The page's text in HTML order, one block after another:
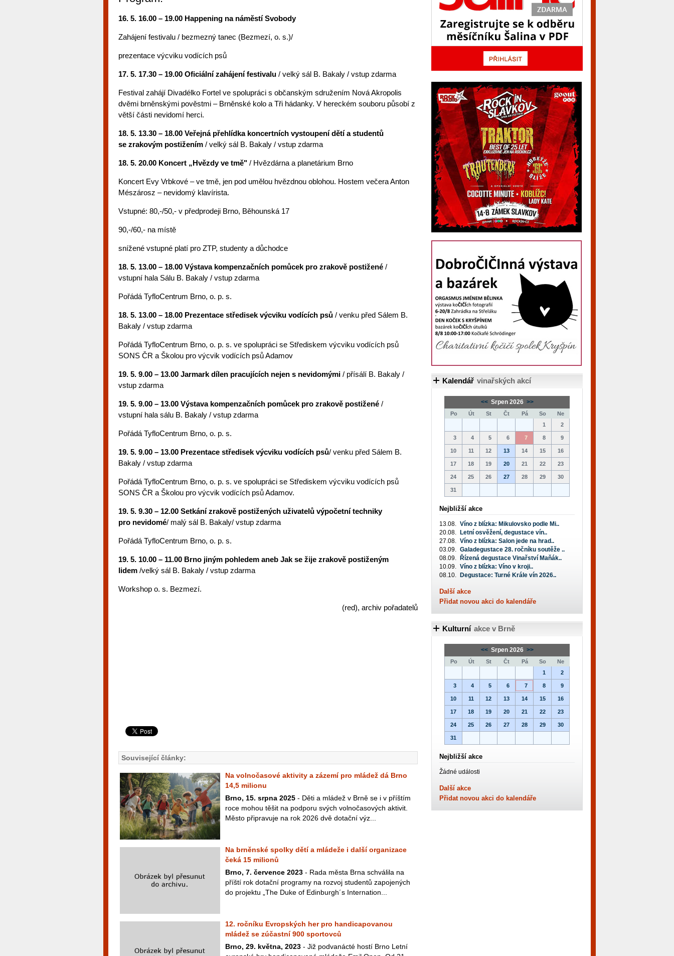
16. 5. 16.00 – 19.00 Happening na náměstí Svobody
Zahájení festivalu / bezmezný tanec (Bezmezí, o. s.)/
prezentace výcviku vodících psů
17. 5. 17.30 – 19.00 Oficiální zahájení festivalu / velký sál B. Bakaly / vstup zdarma
Festival zahájí Divadélko Fortel ve spolupráci s občanským sdružením Nová Akropolis
dvěmi brněnskými pověstmi – Brněnské kolo a Tři hádanky. V hereckém souboru působí z
větší části nevidomí herci.
18. 5. 13.30 – 18.00 Veřejná přehlídka koncertních vystoupení dětí a studentů
se zrakovým postižením / velký sál B. Bakaly / vstup zdarma
18. 5. 20.00 Koncert „Hvězdy ve tmě" / Hvězdárna a planetárium Brno
Koncert Evy Vrbkové – ve tmě, jen pod umělou hvězdnou oblohou. Hostem večera Anton
Mészárosz – nevidomý klavírista.
Vstupné: 80,-/50,- v předprodeji Brno, Běhounská 17
90,-/60,- na místě
snížené vstupné platí pro ZTP, studenty a důchodce
18. 5. 13.00 – 18.00 Výstava kompenzačních pomůcek pro zrakově postižené /
vstupní hala Sálu B. Bakaly / vstup zdarma
Pořádá TyfloCentrum Brno, o. p. s.
18. 5. 13.00 – 18.00 Prezentace středisek výcviku vodících psů / venku před Sálem B.
Bakaly / vstup zdarma
Pořádá TyfloCentrum Brno, o. p. s. ve spolupráci se Střediskem výcviku vodících psů
SONS ČR a Školou pro výcvik vodících psů Adamov
19. 5. 9.00 – 13.00 Jarmark dílen pracujících nejen s nevidomými / přísálí B. Bakaly /
vstup zdarma
19. 5. 9.00 – 13.00 Výstava kompenzačních pomůcek pro zrakově postižené /
vstupní hala sálu B. Bakaly / vstup zdarma
Pořádá TyfloCentrum Brno, o. p. s.
19. 5. 9.00 – 13.00 Prezentace středisek výcviku vodících psů/ venku před Sálem B.
Bakaly / vstup zdarma
Pořádá TyfloCentrum Brno, o. p. s. ve spolupráci se Střediskem výcviku vodících psů
SONS ČR a Školou pro výcvik vodících psů Adamov.
19. 5. 9.30 – 12.00 Setkání zrakově postižených uživatelů výpočetní techniky
pro nevidomé/ malý sál B. Bakaly/ vstup zdarma
Pořádá TyfloCentrum Brno, o. p. s.
19. 5. 10.00 – 11.00 Brno jiným pohledem aneb Jak se žije zrakově postiženým
lidem /velký sál B. Bakaly / vstup zdarma
Workshop o. s. Bezmezí.
(red), archiv pořadatelů
Související články:
Na volnočasové aktivity a zázemí pro mládež dá Brno
14,5 milionu
Brno, 15. srpna 2025 - Děti a mládež v Brně se i v příštím
roce mohou těšit na podporu svých volnočasových aktivit.
Město připravuje na rok 2026 dvě dotační výz...
Na brněnské spolky dětí a mládeže i další organizace
čeká 15 milionů
Brno, 7. července 2023 - Rada města Brna schválila na
příští rok dotační programy na rozvoj studentů zapojených
do projektu „The Duke of Edinburgh´s Internation...
12. ročníku Evropských her pro handicapovanou
mládež se zúčastní 900 sportovců
Brno, 29. května, 2023 - Již podvanácté hostí Brno Letní
Kalendář vinařských akcí
<< Srpen 2026 >>
Po Út St Čt Pá So
Ne
1
2
3 4 5 6 7 8 9
10 11 12 13 14 15 16
17 18 19 20 21 22 23
24 25 26 27 28 29 30
31
Nejbližší akce
13.08. Víno z blízka: Mikulovsko podle Mi..
20.08.
Letní osvěžení, degustace vín..
27.08. Víno z blízka: Salon jede na hrad..
03.09. Galadegustace 28. ročníku soutěže ..
08.09.
Řízená degustace Vinařství Maňák..
10.09. Víno z blízka: Víno v kroji..
08.10.
Degustace: Turné Krále vín 2026..
Další akce
Přidat novou akci do kalendáře
Kulturní akce v Brně
<< Srpen 2026 >>
Po Út St Čt Pá So
Ne
1
2
3 4 5 6 7 8 9
10 11 12 13 14 15 16
17 18 19 20 21 22 23
24 25 26 27 28 29 30
31
Nejbližší akce
Žádné události
Další akce
Přidat novou akci do kalendáře